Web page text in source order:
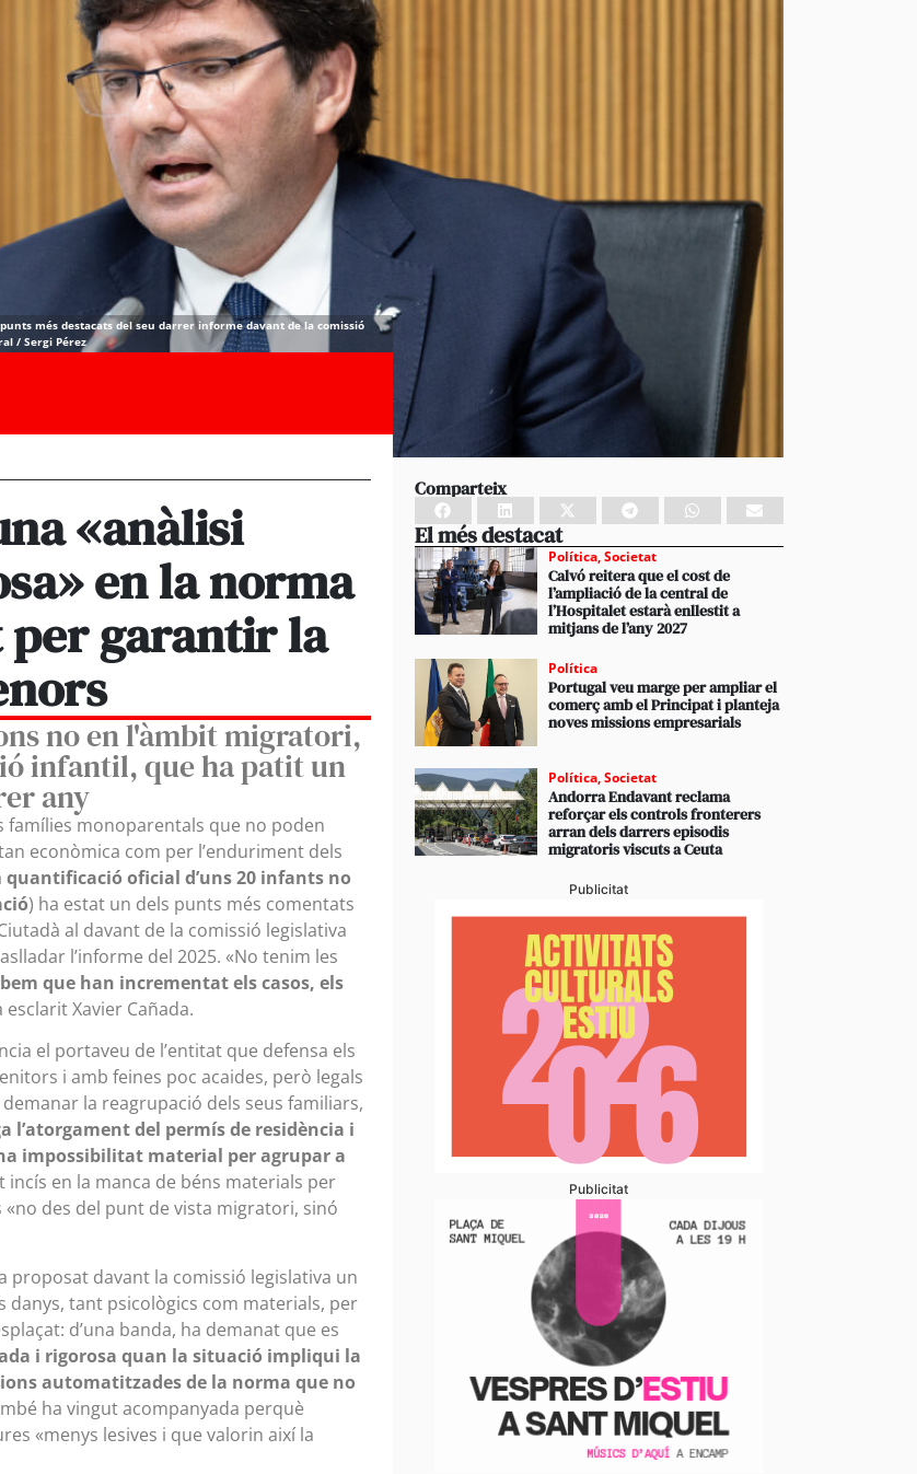
més destacats del seu darrer informe davant de la comissió
/ Sergi Pérez
«anàlisi
en la norma
garantir la
no en l'àmbit migratori,
infantil, que ha patit un
any
famílies monoparentals que no poden
econòmica com per l’enduriment dels
quantificació oficial d’uns 20 infants no
) ha estat un dels punts més comentats
al davant de la comissió legislativa
l’informe del 2025. «No tenim les
que han incrementat els casos, els
esclarit Xavier Cañada.
el portaveu de l’entitat que defensa els
i amb feines poc acaides, però legals
la reagrupació dels seus familiars,
l’atorgament del permís de residència i
impossibilitat material per agrupar a
en la manca de béns materials per
des del punt de vista migratori, sinó
proposat davant la comissió legislativa un
tant psicològics com materials, per
d’una banda, ha demanat que es
i rigorosa quan la situació impliqui la
automatitzades de la norma que no
ha vingut acompanyada perquè
«menys lesives i que valorin així la
Comparteix
El més destacat
Política,Societat
Calvó reitera que el cost de
l’ampliació de la central de
l’Hospitalet estarà enllestit a
mitjans de l’any 2027
Política
Portugal veu marge per ampliar el
comerç amb el Principat i planteja
noves missions empresarials
Política,Societat
Andorra Endavant reclama
reforçar els controls fronterers
arran dels darrers episodis
migratoris viscuts a Ceuta
Publicitat
Publicitat